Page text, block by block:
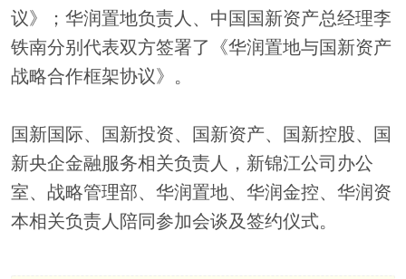
议》；华润置地负责人、中国国新资产总经理李
铁南分别代表双方签署了《华润置地与国新资产
战略合作框架协议》。
国新国际、国新投资、国新资产、国新控股、国
新央企金融服务相关负责人，新锦江公司办公
室、战略管理部、华润置地、华润金控、华润资
本相关负责人陪同参加会谈及签约仪式。